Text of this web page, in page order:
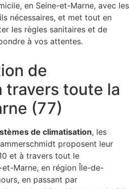
en Seine-et-Marne, avec les
nécessaires, et met tout en
les règles sanitaires et de
à vos attentes.
de
travers toute la
(77)
de climatisation, les
proposent leur
et à travers tout le
Marne, en région Île-de-
en passant par